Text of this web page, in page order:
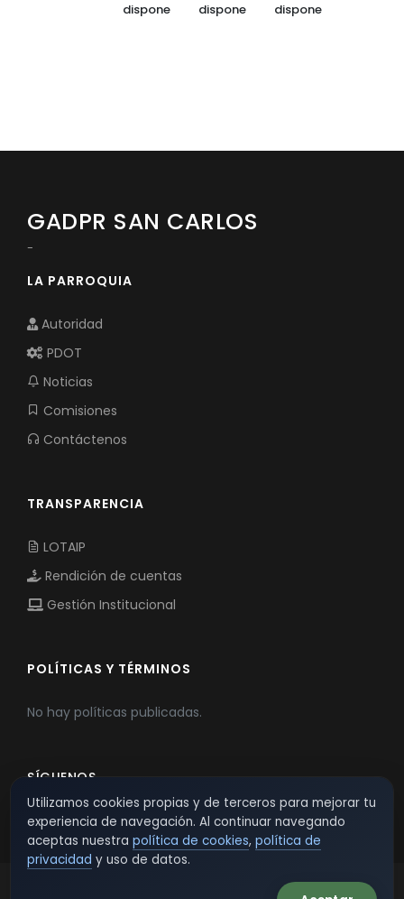
dispone
dispone
dispone
GADPR SAN CARLOS
-
LA PARROQUIA
Autoridad
PDOT
Noticias
Comisiones
Contáctenos
TRANSPARENCIA
LOTAIP
Rendición de cuentas
Gestión Institucional
POLÍTICAS Y TÉRMINOS
No hay políticas publicadas.
SÍGUENOS
Utilizamos cookies propias y de terceros para mejorar tu
experiencia de navegación. Al continuar navegando
aceptas nuestra política de cookies, política de
privacidad y uso de datos.